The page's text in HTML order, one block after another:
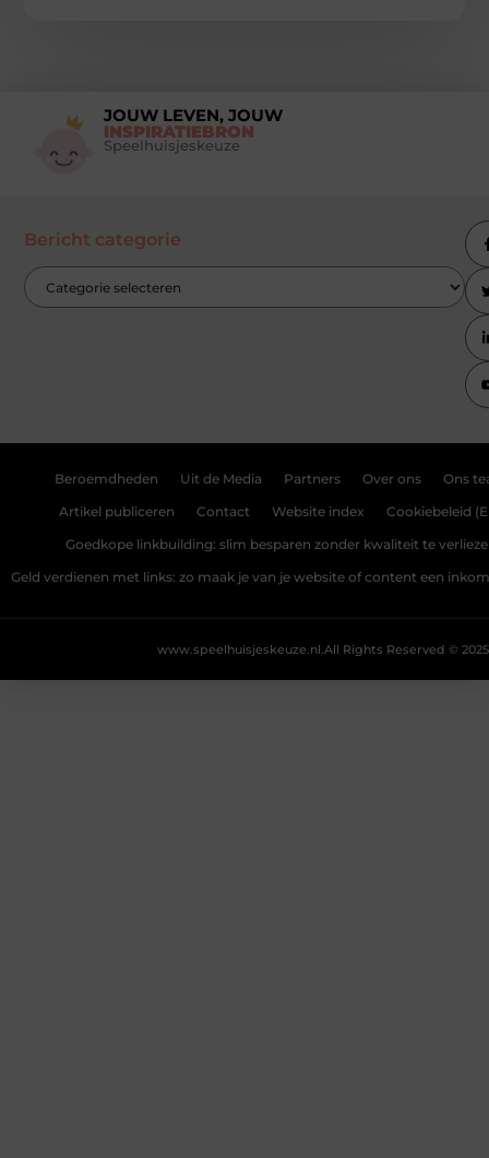
JOUW LEVEN, JOUW
INSPIRATIEBRON
Speelhuisjeskeuze
Bericht categorie
Beroemdheden Uit de Media Partners Over ons Ons
Artikel publiceren Contact Website index Cookiebeleid
Goedkope linkbuilding: slim besparen zonder kwaliteit te
Geld verdienen met links: zo maak je van je website of content een
All Rights Reserved © 2025
www.speelhuisjeskeuze.nl.